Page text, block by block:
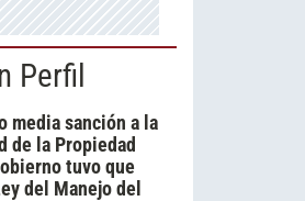
Perfil
media sanción a la
de la Propiedad
tuvo que
del Manejo del